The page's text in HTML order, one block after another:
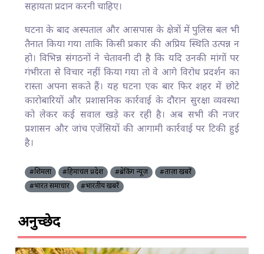
सहायता प्रदान करनी चाहिए।
घटना के बाद अस्पताल और आसपास के क्षेत्रों में पुलिस बल भी
तैनात किया गया ताकि किसी प्रकार की अप्रिय स्थिति उत्पन्न न
हो। विभिन्न संगठनों ने चेतावनी दी है कि यदि उनकी मांगों पर
गंभीरता से विचार नहीं किया गया तो वे आगे विरोध प्रदर्शन का
रास्ता अपना सकते हैं। यह घटना एक बार फिर शहर में छोटे
कारोबारियों और प्रशासनिक कार्रवाई के दौरान सुरक्षा व्यवस्था
को लेकर कई सवाल खड़े कर रही है। अब सभी की नजर
प्रशासन और जांच एजेंसियों की आगामी कार्रवाई पर टिकी हुई
है।
#शिमला #हिमाचल प्रदेश #ब्रेकिंग न्यूज़
#ताज़ा खबरें
#भारत समाचार
#भारतीय खबरें
अनुच्छेद